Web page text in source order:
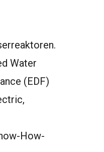
Water
(EDF)
How-